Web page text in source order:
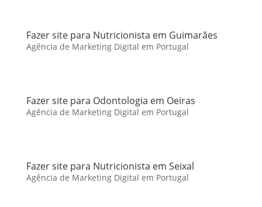
Fazer site para Nutricionista em Guimarães
Agência de Marketing Digital em Portugal
Fazer site para Odontologia em Oeiras
Agência de Marketing Digital em Portugal
Fazer site para Nutricionista em Seixal
Agência de Marketing Digital em Portugal